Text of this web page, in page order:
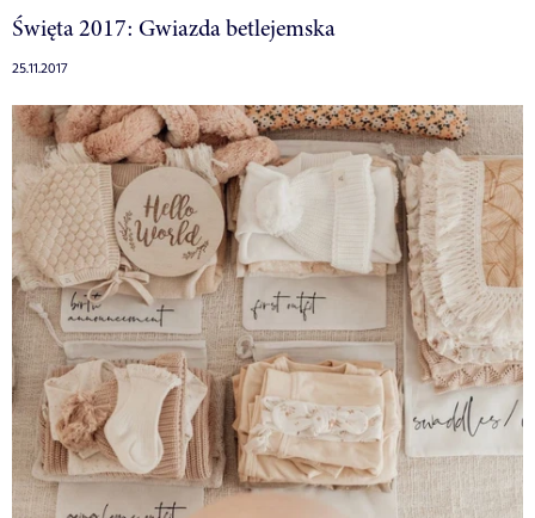
Święta 2017: Gwiazda betlejemska
25.11.2017